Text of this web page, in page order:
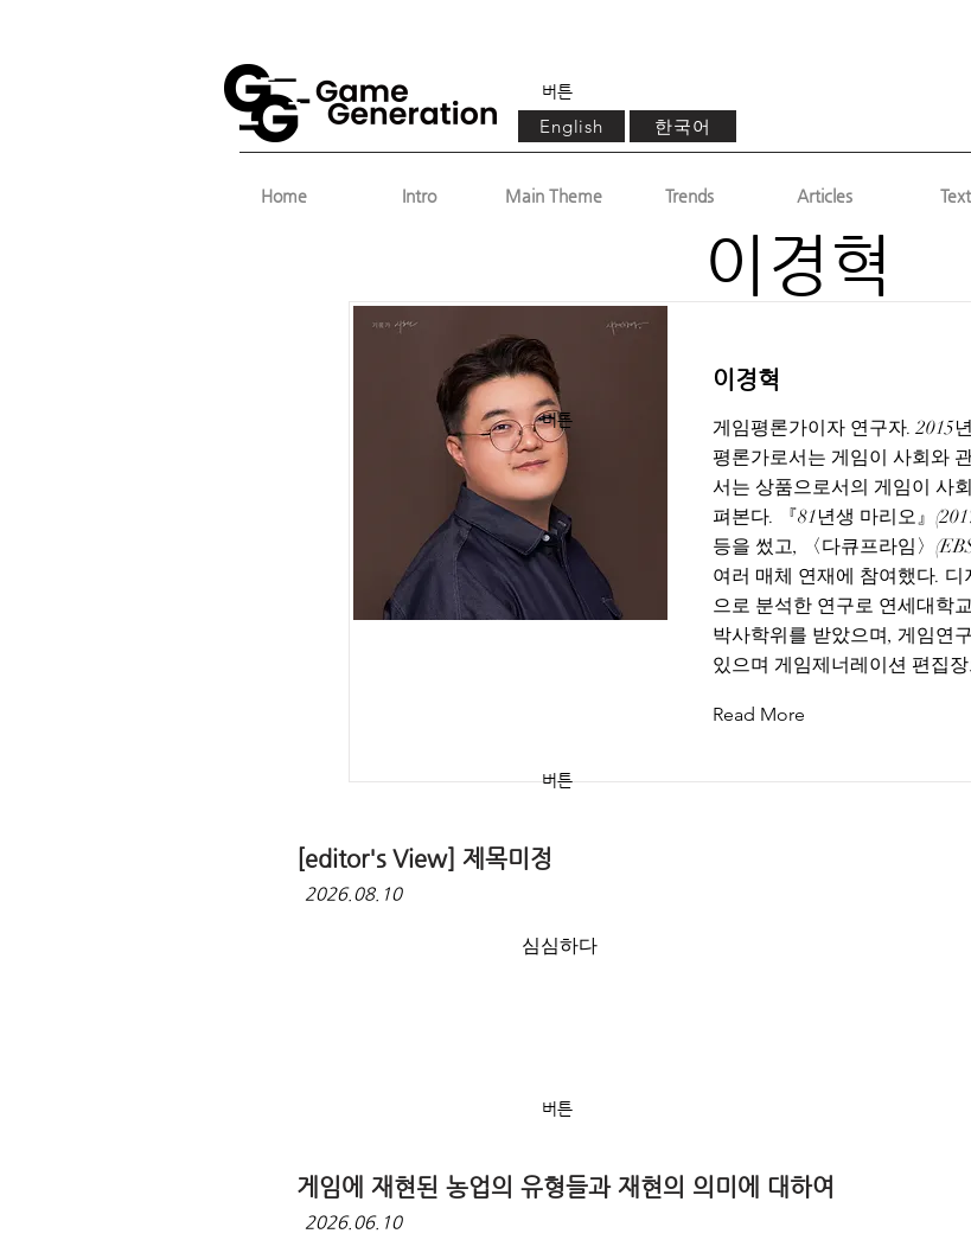
English 한국어
Home Intro Main Theme Trends Articles
이경혁
이경혁
게임평론가이자 연구자. 2015
평론가로서는 게임이 사회와
서는 상품으로서의 게임이 사
펴본다. 『81년생 마리오』
등을 썼고, 〈다큐프라임〉
여러 매체 연재에 참여했다.
으로 분석한 연구로 연세대학
박사학위를 받았으며, 게임연
있으며 게임제너레이션 편집
Read More
버튼
[editor's View] 제목미정
2026.08.10
심심하다
버튼
게임에 재현된 농업의 유형들과 재현의 의미에 대하여
2026.06.10
버튼
버튼